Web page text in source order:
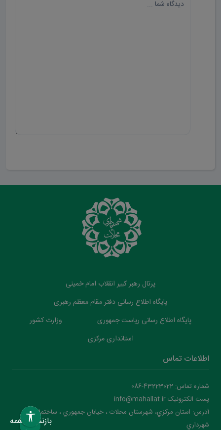
پرتال رهبر کبیر انقلاب امام خمینی
پایگاه اطلاع رسانی دفتر مقام معظم رهبری
پایگاه اطلاع رسانی ریاست جمهوری
وزارت کشور
استانداری مرکزی
اطلاعات تماس
شماره تماس: 43223022-086
پست الکترونیک info@mahallat.ir
آدرس: استان مرکزي، شهرستان محلات ‌‌‌، خيابان جمهوري ، ساختمان
شهرداري
بازنشانی همه